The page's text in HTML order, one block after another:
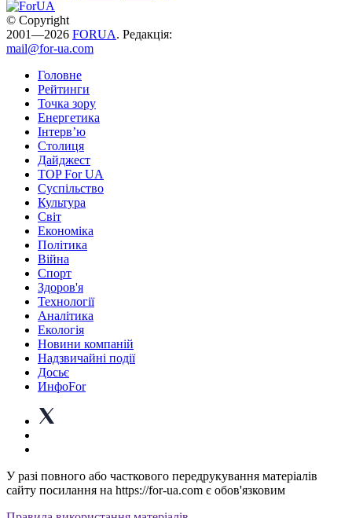
© Copyright
2001—2026 FORUA. Редакція:
mail@for-ua.com
Головне
Рейтинги
Точка зору
Енергетика
Інтерв’ю
Столиця
Дайджест
TOP For UA
Суспiльство
Культура
Світ
Економіка
Політика
Війна
Спорт
Здоров'я
Технології
Аналітика
Екологія
Новини компаній
Надзвичайні події
Досьє
ИнфоFor
У разі повного або часткового передрукування матеріалів
сайту посилання на https://for-ua.com є обов'язковим